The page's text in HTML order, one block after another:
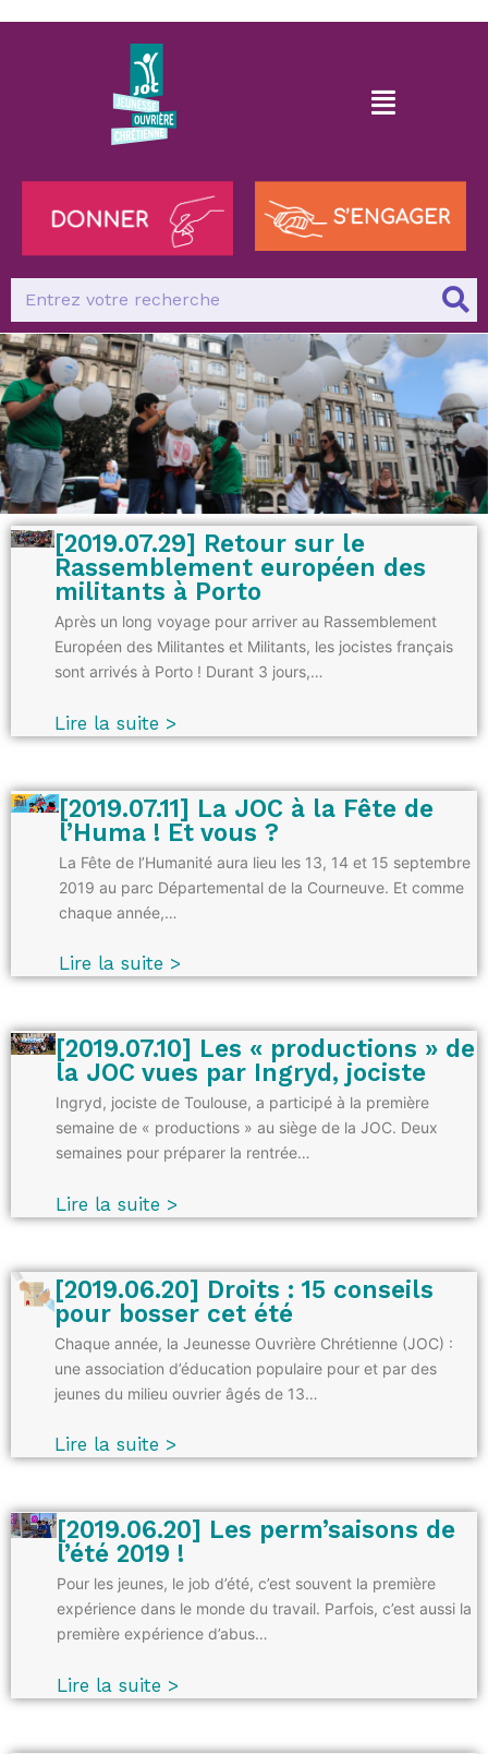
[2019.07.29] Retour sur le
Rassemblement européen des
militants à Porto
Après un long voyage pour arriver au Rassemblement
Européen des Militantes et Militants, les jocistes français
sont arrivés à Porto ! Durant 3 jours,…
Lire la suite >
[2019.07.11] La JOC à la Fête de
l’Huma ! Et vous ?
La Fête de l’Humanité aura lieu les 13, 14 et 15 septembre
2019 au parc Départemental de la Courneuve. Et comme
chaque année,…
Lire la suite >
[2019.07.10] Les « productions » de
la JOC vues par Ingryd, jociste
Ingryd, jociste de Toulouse, a participé à la première
semaine de « productions » au siège de la JOC. Deux
semaines pour préparer la rentrée…
Lire la suite >
[2019.06.20] Droits : 15 conseils
pour bosser cet été
Chaque année, la Jeunesse Ouvrière Chrétienne (JOC) :
une association d’éducation populaire pour et par des
jeunes du milieu ouvrier âgés de 13…
Lire la suite >
[2019.06.20] Les perm’saisons de
l’été 2019 !
Pour les jeunes, le job d’été, c’est souvent la première
expérience dans le monde du travail. Parfois, c’est aussi la
première expérience d’abus…
Lire la suite >